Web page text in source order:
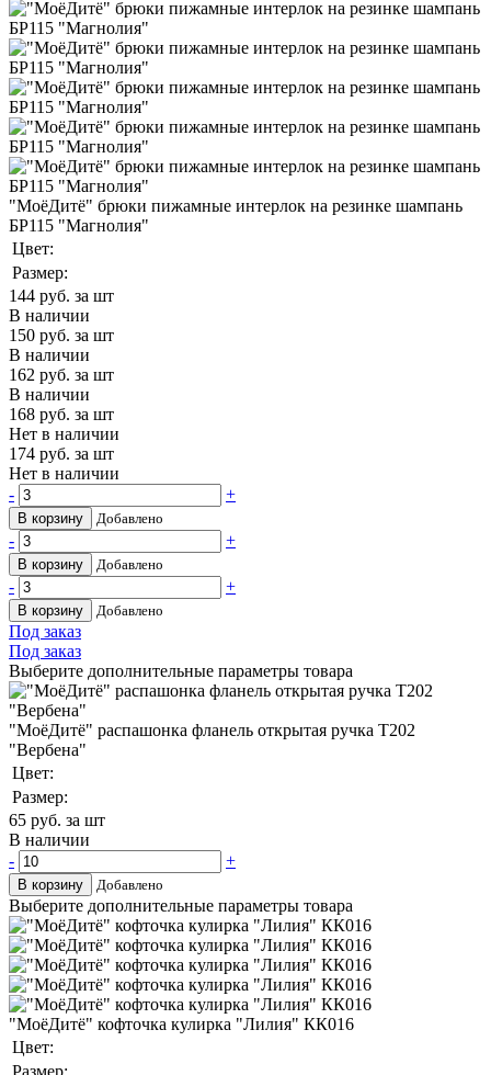
"МоёДитё" брюки пижамные интерлок на резинке шампань
БР115 "Магнолия"
Цвет:
Размер:
144 руб. за шт
В наличии
150 руб. за шт
В наличии
162 руб. за шт
В наличии
168 руб. за шт
Нет в наличии
174 руб. за шт
Нет в наличии
-
+
В корзину Добавлено
- +
В корзину Добавлено
- +
В корзину Добавлено
Под заказ
Под заказ
Выберите дополнительные параметры товара
"МоёДитё" распашонка фланель открытая ручка Т202
"Вербена"
Цвет:
Размер:
65 руб. за шт
В наличии
-
+
В корзину Добавлено
Выберите дополнительные параметры товара
"МоёДитё" кофточка кулирка "Лилия" КК016
Цвет: